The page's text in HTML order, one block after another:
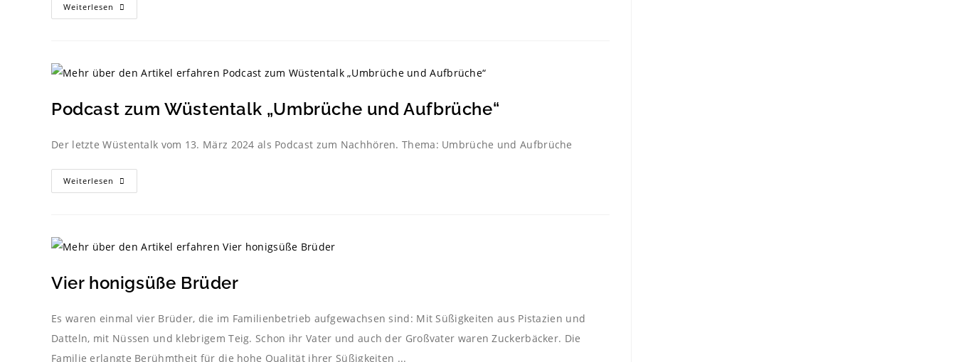
Weiterlesen
Podcast zum Wüstentalk „Umbrüche und Aufbrüche“
Der letzte Wüstentalk vom 13. März 2024 als Podcast zum Nachhören. Thema: Umbrüche und Aufbrüche
Weiterlesen
Vier honigsüße Brüder
Es waren einmal vier Brüder, die im Familienbetrieb aufgewachsen sind: Mit Süßigkeiten aus Pistazien und
Datteln, mit Nüssen und klebrigem Teig. Schon ihr Vater und auch der Großvater waren Zuckerbäcker. Die
Familie erlangte Berühmtheit für die hohe Qualität ihrer Süßigkeiten ...